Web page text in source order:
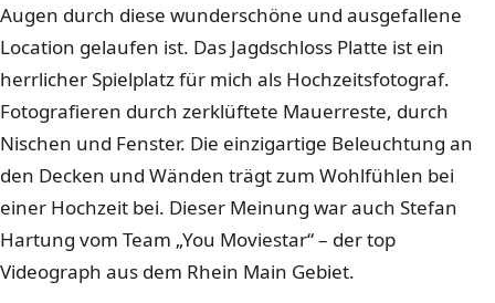
Augen durch diese wunderschöne und ausgefallene
Location gelaufen ist. Das Jagdschloss Platte ist ein
herrlicher Spielplatz für mich als Hochzeitsfotograf.
Fotografieren durch zerklüftete Mauerreste, durch
Nischen und Fenster. Die einzigartige Beleuchtung an
den Decken und Wänden trägt zum Wohlfühlen bei
einer Hochzeit bei. Dieser Meinung war auch Stefan
Hartung vom Team „You Moviestar“ – der top
Videograph aus dem Rhein Main Gebiet.